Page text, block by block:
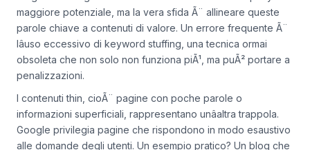
maggiore potenziale, ma la vera sfida Ã¨ allineare queste
parole chiave a contenuti di valore. Un errore frequente Ã¨
lâuso eccessivo di keyword stuffing, una tecnica ormai
obsoleta che non solo non funziona piÃ¹, ma puÃ² portare a
penalizzazioni.
I contenuti thin, cioÃ¨ pagine con poche parole o
informazioni superficiali, rappresentano unâaltra trappola.
Google privilegia pagine che rispondono in modo esaustivo
alle domande degli utenti. Un esempio pratico? Un blog che